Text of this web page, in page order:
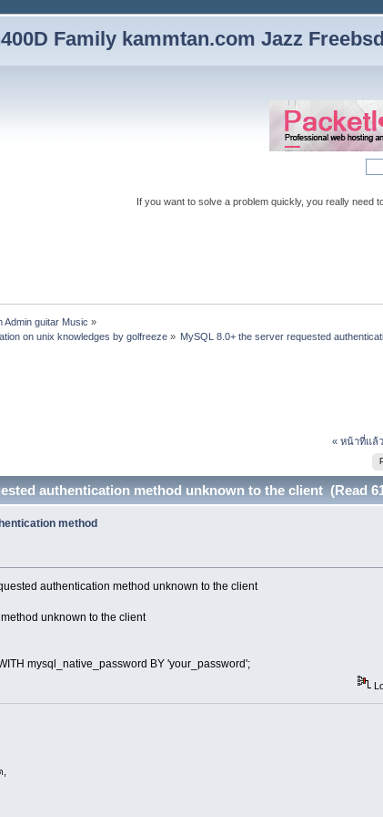
Family kammtan.com Jazz
If you want to solve a problem quickly, you really need
guitar Music »
on unix knowledges by golfreeze» MySQL 8.0+ the server requested
« หน้าที่แล้ว
authentication method unknown to the client (Read
method
authentication method unknown to the client
unknown to the client
mysql_native_password BY 'your_password';